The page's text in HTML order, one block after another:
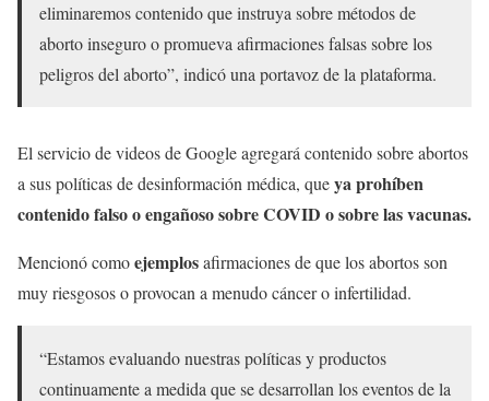
eliminaremos contenido que instruya sobre métodos de
aborto inseguro o promueva afirmaciones falsas sobre los
peligros del aborto”, indicó una portavoz de la plataforma.
El servicio de videos de Google agregará contenido sobre abortos
a sus políticas de desinformación médica, queya prohíben
contenido falso o engañoso sobre COVID o sobre las vacunas.
Mencionó comoejemplosafirmaciones de que los abortos son
muy riesgosos o provocan a menudo cáncer o infertilidad.
“Estamos evaluando nuestras políticas y productos
continuamente a medida que se desarrollan los eventos de la